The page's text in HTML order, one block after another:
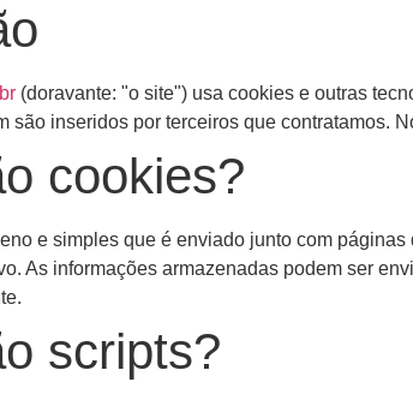
(doravante: "o site") usa cookies e outras
são inseridos por terceiros que contratamos.
cookies?
e simples que é enviado junto com
As informações armazenadas podem ser
scripts?